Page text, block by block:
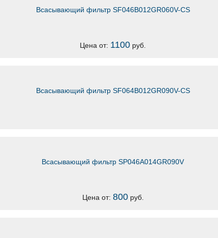
Всасывающий фильтр SF046B012GR060V-CS
Цена от: 1100 руб.
Всасывающий фильтр SF064B012GR090V-CS
Всасывающий фильтр SP046A014GR090V
Цена от: 800руб.